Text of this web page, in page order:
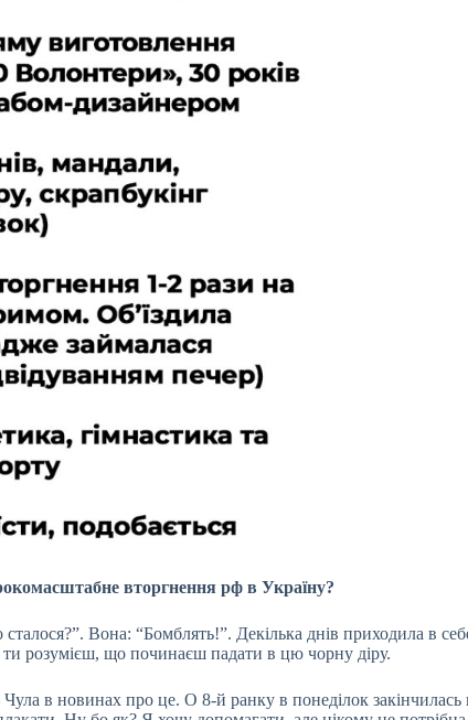
вторгнення рф в Україну?
Вона: “Бомблять!”. Декілька днів приходила в
ти розумієш, що починаєш падати в цю чорну діру.
в новинах про це. О 8-й ранку в понеділок закінчилась